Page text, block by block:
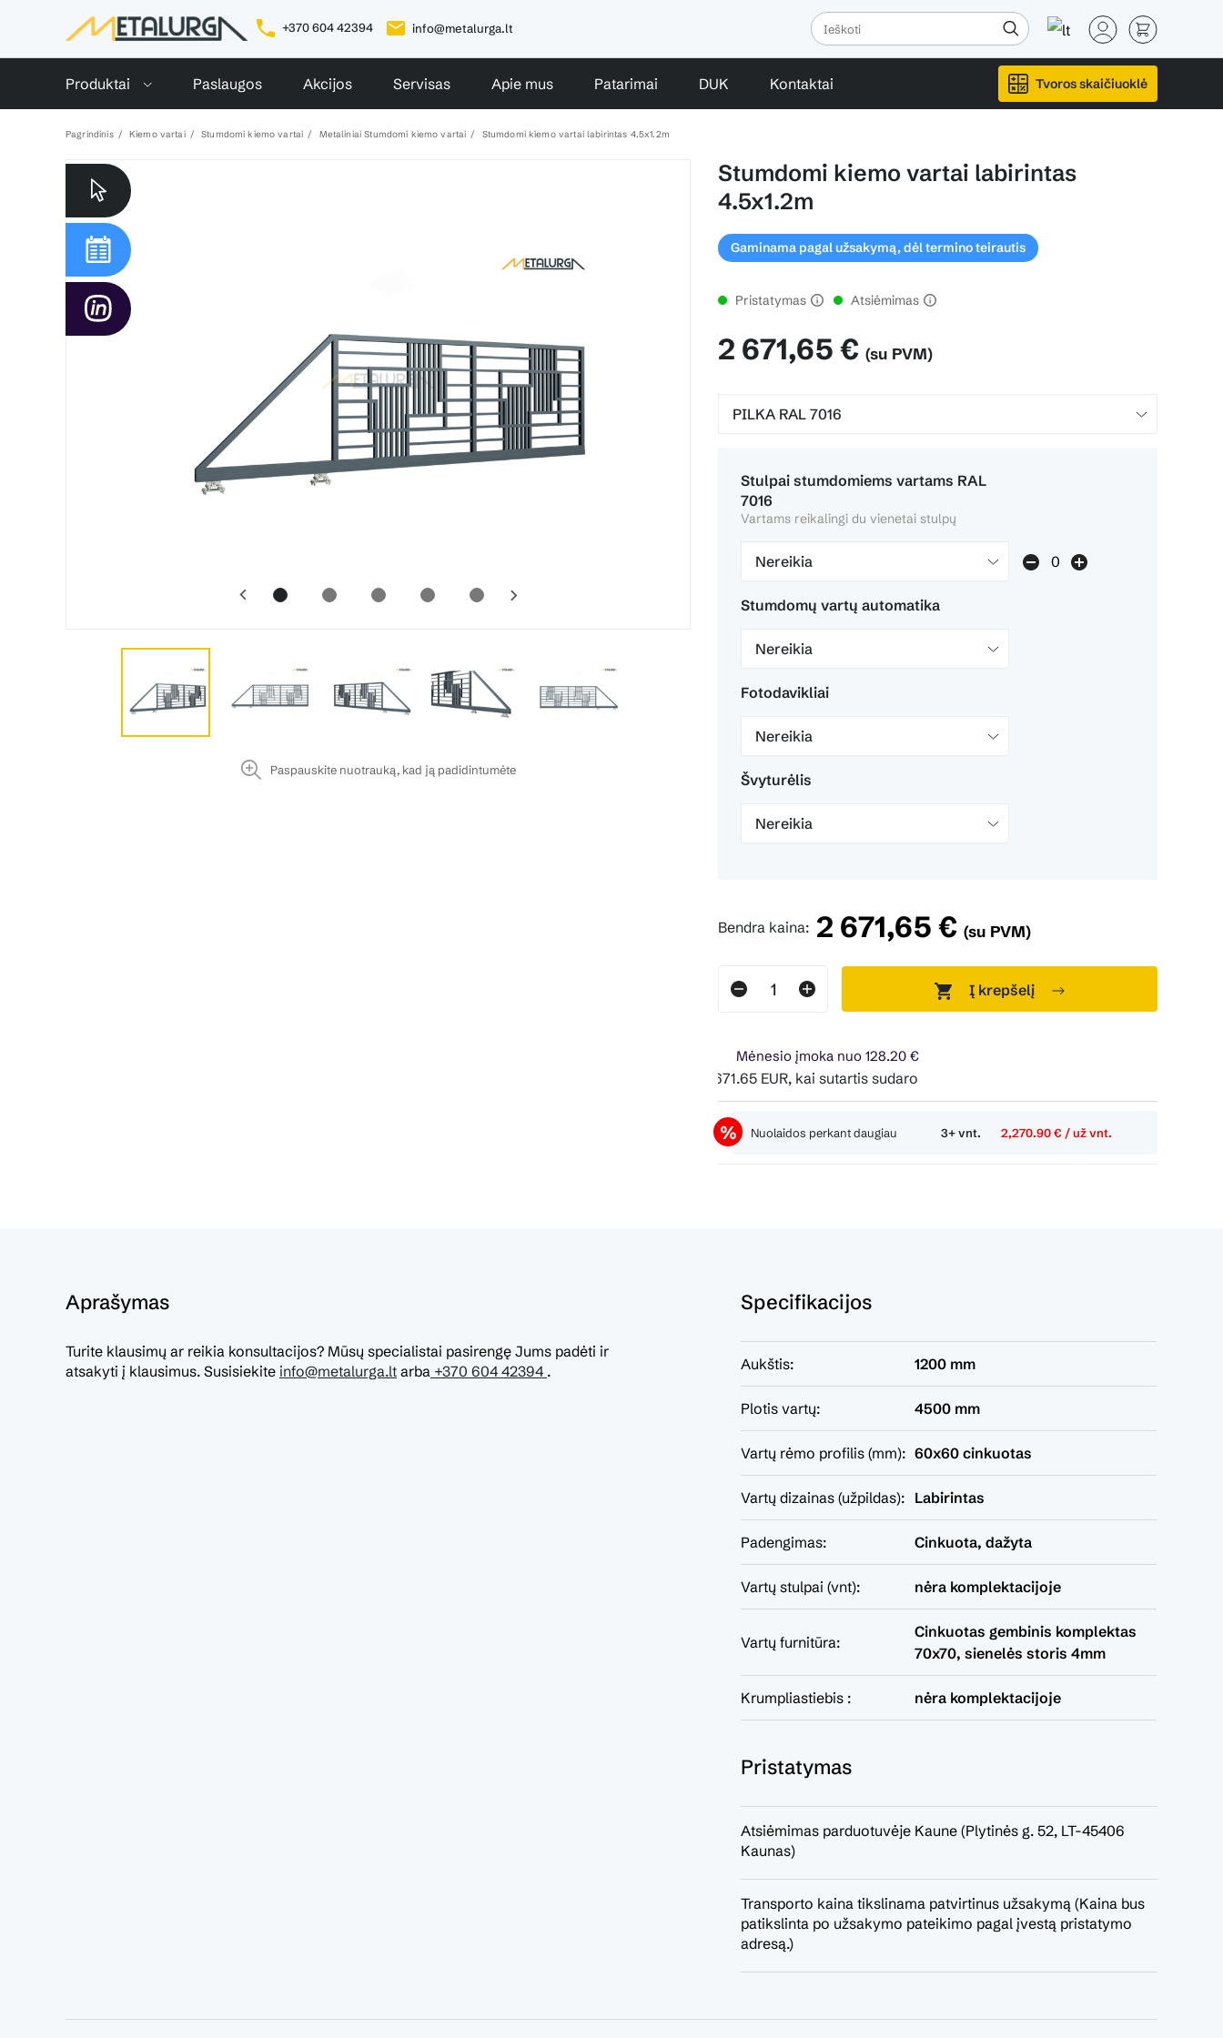
+370 604 42394 info@metalurga.lt
Produktai Paslaugos Akcijos Servisas Apie mus Patarimai DUK Kontaktai Tvoros skaičiuoklė
Pagrindinis Kiemo vartai Stumdomi kiemo vartai Metaliniai Stumdomi kiemo vartai Stumdomi kiemo vartai labirintas 4.5x1.2m
Paspauskite nuotrauką, kad ją padidintumėte
Stumdomi kiemo vartai labirintas
4.5x1.2m
Gaminama pagal užsakymą, dėl termino teirautis
Pristatymas Atsiėmimas
2 671,65 € (su PVM)
Stulpai stumdomiems vartams RAL
7016
Vartams reikalingi du vienetai stulpų
Nereikia
Stumdomų vartų automatika
Nereikia
Fotodavikliai
Nereikia
Švyturėlis
Nereikia
Bendra kaina: 2 671,65 €(su PVM)
Į krepšelį
Mėnesio įmoka nuo 128.20 €
Pavyzdžiui, skolinantis 2,671.65 EUR, kai sutartis sudaroma 24 mėn. terminui, metinė palūkanų norma – 0%,
Nuolaidos perkant daugiau 3+ vnt. 2,270.90 € / už vnt.
Aprašymas
Turite klausimų ar reikia konsultacijos? Mūsų specialistai pasirengę Jums padėti ir
atsakyti į klausimus. Susisiekite info@metalurga.lt arba +370 604 42394 .
Specifikacijos
Aukštis: 1200 mm
Plotis vartų: 4500 mm
Vartų rėmo profilis (mm): 60x60 cinkuotas
Vartų dizainas (užpildas): Labirintas
Padengimas: Cinkuota, dažyta
Vartų stulpai (vnt): nėra komplektacijoje
Vartų furnitūra:
Cinkuotas gembinis komplektas
70x70, sienelės storis 4mm
Krumpliastiebis : nėra komplektacijoje
Pristatymas
Atsiėmimas parduotuvėje Kaune (Plytinės g. 52, LT-45406
Kaunas)
Transporto kaina tikslinama patvirtinus užsakymą (Kaina bus
patikslinta po užsakymo pateikimo pagal įvestą pristatymo
adresą.)